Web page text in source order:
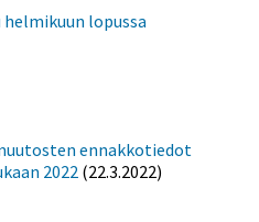
lopussa
ennakkotiedot
2022 (22.3.2022)